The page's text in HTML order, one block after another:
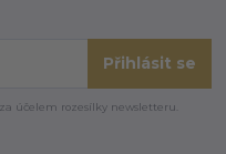
Přihlásit se
za účelem rozesílky newsletteru.